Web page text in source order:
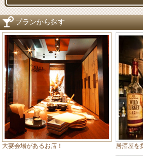
プランから探す
大宴会場があるお店！ 居酒屋を